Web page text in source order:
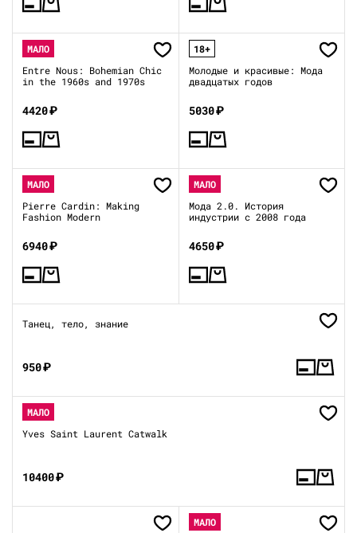
МАЛО
Entre Nous: Bohemian Chic
in the 1960s and 1970s
4420₽
18+
Молодые и красивые: Мода
двадцатых годов
5030₽
МАЛО
Pierre Cardin: Making
Fashion Modern
6940₽
МАЛО
Мода 2.0. История
индустрии с 2008 года
4650₽
Танец, тело, знание
950₽
МАЛО
Yves Saint Laurent Catwalk
10400₽
МАЛО